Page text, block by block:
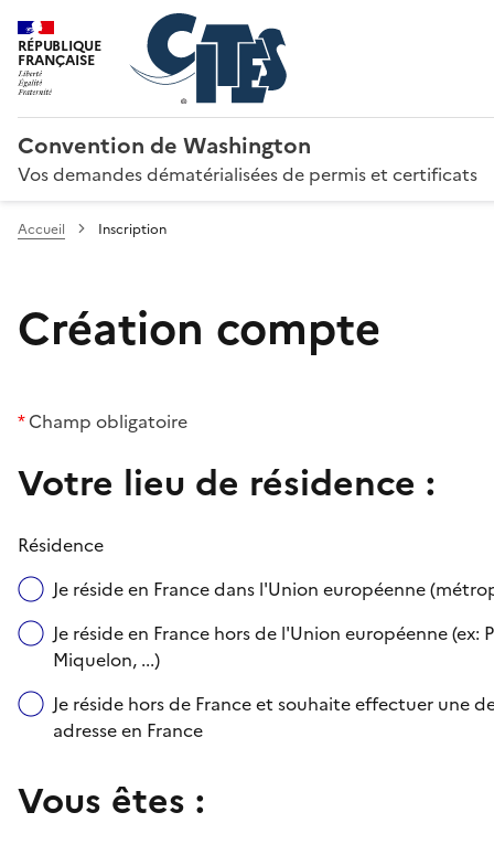
RÉPUBLIQUE
FRANÇAISE
Convention de Washington
Vos demandes dématérialisées de permis et certificats
Accueil Inscription
Création compte
*Champ obligatoire
Votre lieu de résidence :
Résidence
Je réside en France dans l'Union européenne
Je réside en France hors de l'Union européenne
Miquelon, ...)
Je réside hors de France et souhaite effectuer une
adresse en France
Vous êtes :